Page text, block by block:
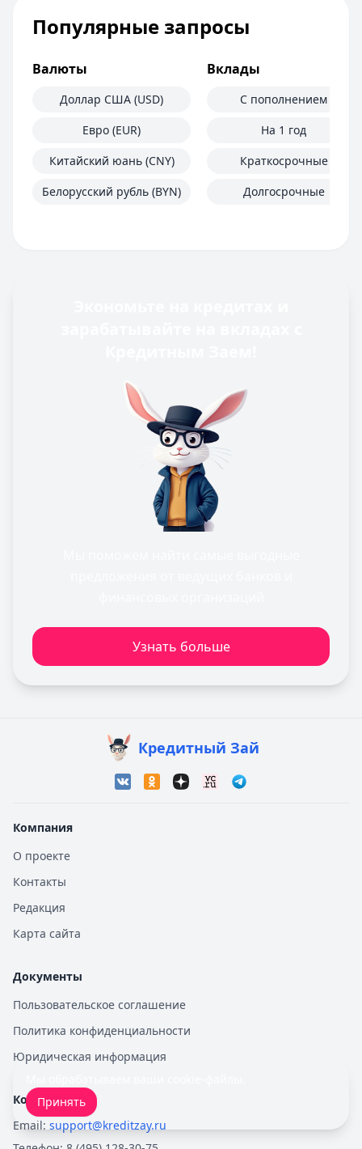
Популярные запросы
Валюты
Доллар США (USD)
Евро (EUR)
Китайский юань (CNY)
Белорусский рубль (BYN)
Вклады
С пополнением
На 1 год
Краткосрочные
Долгосрочные
Узнать больше
Кредитный Зай
Компания
О проекте
Контакты
Редакция
Карта сайта
Документы
Пользовательское соглашение
Политика конфиденциальности
Юридическая информация
Контакты
Email: support@kreditzay.ru
Принять